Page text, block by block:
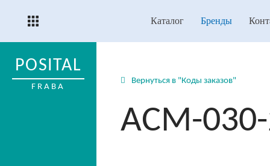
Каталог Бренды
POSITAL
FRABA
Вернуться в "Коды заказов"
ACM-